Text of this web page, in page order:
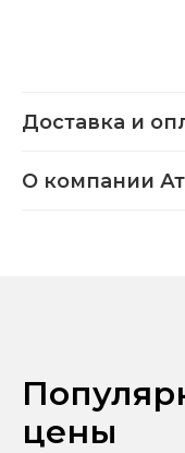
Доставка и
О компании
цены